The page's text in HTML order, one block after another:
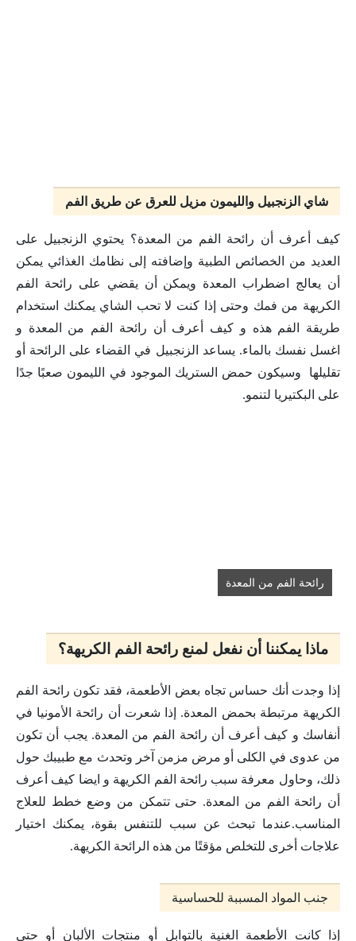
شاي الزنجبيل والليمون مزيل للعرق عن طريق الفم
كيف أعرف أن رائحة الفم من المعدة؟ يحتوي الزنجبيل على
العديد من الخصائص الطبية وإضافته إلى نظامك الغذائي يمكن
أن يعالج اضطراب المعدة ويمكن أن يقضي على رائحة الفم
الكريهة من فمك وحتى إذا كنت لا تحب الشاي يمكنك استخدام
طريقة الفم هذه و كيف أعرف أن رائحة الفم من المعدة و
اغسل نفسك بالماء. يساعد الزنجبيل في القضاء على الرائحة أو
تقليلها وسيكون حمض الستريك الموجود في الليمون صعبًا جدًا
على البكتيريا لتنمو.
رائحة الفم من المعدة
ماذا يمكننا أن نفعل لمنع رائحة الفم الكريهة؟
إذا وجدت أنك حساس تجاه بعض الأطعمة، فقد تكون رائحة الفم
الكريهة مرتبطة بحمض المعدة. إذا شعرت أن رائحة الأمونيا في
أنفاسك و كيف أعرف أن رائحة الفم من المعدة. يجب أن تكون
من عدوى في الكلى أو مرض مزمن آخر وتحدث مع طبيبك حول
ذلك، وحاول معرفة سبب رائحة الفم الكريهة و ايضا كيف أعرف
أن رائحة الفم من المعدة. حتى تتمكن من وضع خطط للعلاج
المناسب.عندما تبحث عن سبب للتنفس بقوة، يمكنك اختيار
علاجات أخرى للتخلص مؤقتًا من هذه الرائحة الكريهة.
جنب المواد المسببة للحساسية
إذا كانت الأطعمة الغنية بالتوابل أو منتجات الألبان أو حتى